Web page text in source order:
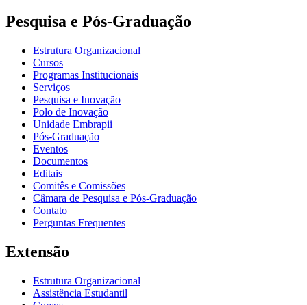
Pesquisa e Pós-Graduação
Estrutura Organizacional
Cursos
Programas Institucionais
Serviços
Pesquisa e Inovação
Polo de Inovação
Unidade Embrapii
Pós-Graduação
Eventos
Documentos
Editais
Comitês e Comissões
Câmara de Pesquisa e Pós-Graduação
Contato
Perguntas Frequentes
Extensão
Estrutura Organizacional
Assistência Estudantil